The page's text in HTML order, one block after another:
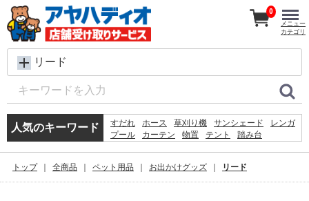
リード
人気のキーワード すだれ ホース 草刈り機 サンシェード
レンガ
プール
カーテン 物置 テント
踏み台
木材
砂利 クーラーボックス 物干し
0
メニュー
カテゴリ
トップ 全商品 ペット用品 お出かけグッズ リード